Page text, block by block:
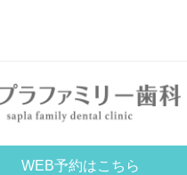
WEB予約はこちら